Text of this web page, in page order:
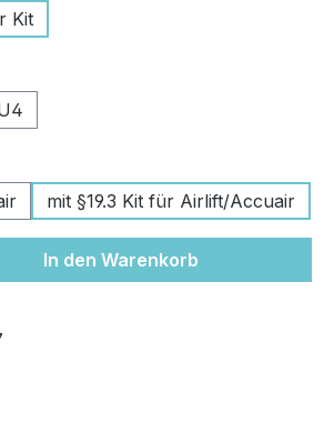
Kit
mit §19.3 Kit für Airlift/Accuair
gewünschten Wert
In den Warenkorb